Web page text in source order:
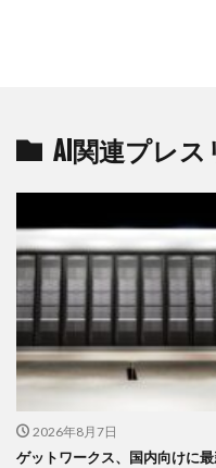
AI関連プレス
2026年8月7日
ゲットワークス、国内向けに